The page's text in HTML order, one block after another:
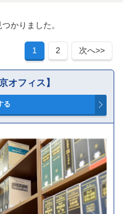
かりました。
1 2 次へ>>
オフィス】